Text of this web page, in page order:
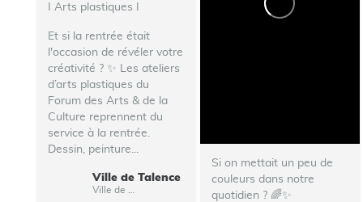
I Arts plastiques I
Et si la rentrée était
l'occasion de révéler votre
créativité ? ✨ Les ateliers
d’arts plastiques du
Forum des Arts & de la
Culture reprennent du
service à la rentrée.
Dessin, peinture...
Ville de Talence
Si on mettait un peu de
couleurs dans notre
quotidien ? 🌈✨